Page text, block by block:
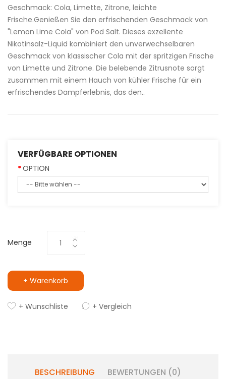
Geschmack: Cola, Limette, Zitrone, leichte
Frische.Genießen Sie den erfrischenden Geschmack von
"Lemon Lime Cola" von Pod Salt. Dieses exzellente
Nikotinsalz-Liquid kombiniert den unverwechselbaren
Geschmack von klassischer Cola mit der spritzigen Frische
von Limette und Zitrone. Die belebende Zitrusnote sorgt
zusammen mit einem Hauch von kühler Frische für ein
erfrischendes Dampferlebnis, das den..
VERFÜGBARE OPTIONEN
OPTION
Menge
+ Warenkorb
+ Wunschliste + Vergleich
BESCHREIBUNG BEWERTUNGEN (0)